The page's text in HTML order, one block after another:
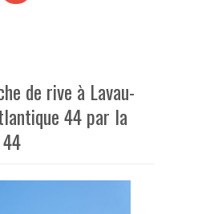
de rive à Lavau-
44 par la